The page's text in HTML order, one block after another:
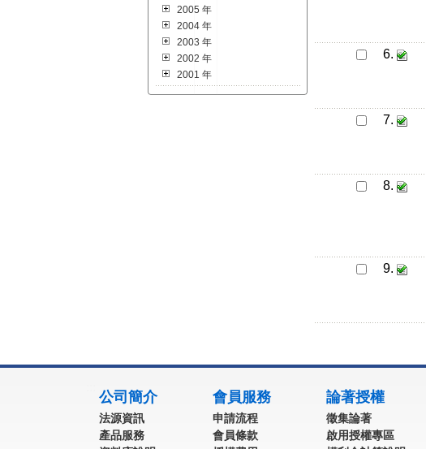
2005 年
2004 年
2003 年
2002 年
2001 年
6.
7.
8.
9.
公司簡介
法源資訊
產品服務
會員服務
申請流程
會員條款
論著授權
徵集論著
啟用授權專區